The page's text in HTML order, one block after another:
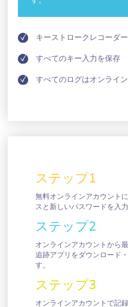
キーストロークレコーダ
すべてのキー入力を保存
すべてのログはオンライ
ステップ1
無料オンラインアカウント
スと新しいパスワードを入力
ステップ2
オンラインアカウントから
追跡アプリをダウンロード
す。
ステップ3
オンラインアカウントで記